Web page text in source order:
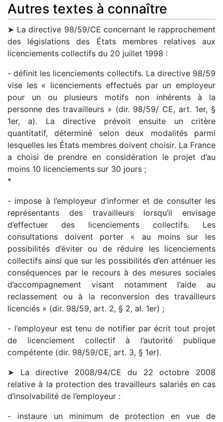
Autres textes à connaître
➤ La directive 98/59/CE concernant le rapprochement
des législations des États membres relatives aux
licenciements collectifs du 20 juillet 1998 :
- définit les licenciements collectifs. La directive 98/59
vise les « licenciements effectués par un employeur
pour un ou plusieurs motifs non inhérents à la
personne des travailleurs » (dir. 98/59/ CE, art. 1er, §
1er, a). La directive prévoit ensuite un critère
quantitatif, déterminé selon deux modalités parmi
lesquelles les États membres doivent choisir. La France
a choisi de prendre en considération le projet d’au
moins 10 licenciements sur 30 jours ;
*
- impose à l’employeur d’informer et de consulter les
représentants des travailleurs lorsqu’il envisage
d’effectuer des licenciements collectifs. Les
consultations doivent porter « au moins sur les
possibilités d’éviter ou de réduire les licenciements
collectifs ainsi que sur les possibilités d’en atténuer les
conséquences par le recours à des mesures sociales
d’accompagnement visant notamment l’aide au
reclassement ou à la reconversion des travailleurs
licenciés » (dir. 98/59, art. 2, § 2, al. 1er) ;
- l’employeur est tenu de notifier par écrit tout projet
de licenciement collectif à l’autorité publique
compétente (dir. 98/59/CE, art. 3, § 1er).
➤ La directive 2008/94/CE du 22 octobre 2008
relative à la protection des travailleurs salariés en cas
d’insolvabilité de l’employeur :
- instaure un minimum de protection en vue de